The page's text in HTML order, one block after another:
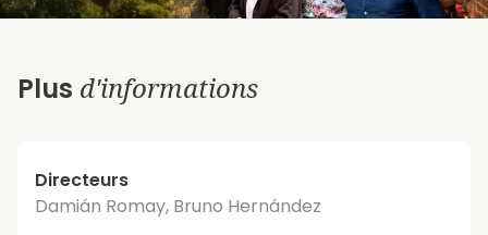
Plus d'informations
Directeurs
Damián Romay, Bruno Hernández